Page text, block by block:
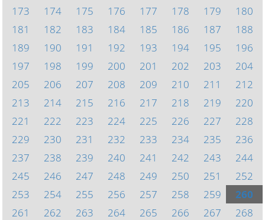
173
174 175 176 177 178 179
180
181
182 183 184 185 186 187
188
189
190 191 192 193 194 195
196
197
198 199 200 201 202 203
204
205
206 207 208 209 210 211
212
213
214 215 216 217 218 219
220
221
222 223 224 225 226 227
228
229
230 231 232 233 234 235
236
237
238 239 240 241 242 243
244
245
246 247 248 249 250 251
252
253
254 255 256 257 258 259
260
261
262 263 264 265 266 267
268